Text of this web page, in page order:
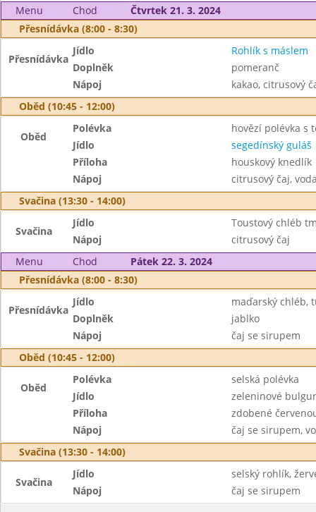
Menu
Chod
Čtvrtek 21. 3. 2024
Přesnídávka (8:00 - 8:30)
Přesnídávka
Jídlo
Rohlík s máslem
Doplněk
pomeranč
Nápoj
kakao, citrusový
Oběd (10:45 - 12:00)
Oběd
Polévka
hovězí polévka s
Jídlo
segedínský guláš
Příloha
houskový knedlík
Nápoj
citrusový čaj,
Svačina (13:30 - 14:00)
Svačina
Jídlo
Toustový chléb
Nápoj
citrusový čaj
Menu
Chod
Pátek 22. 3. 2024
Přesnídávka (8:00 - 8:30)
Přesnídávka
Jídlo
maďarský chléb,
Doplněk
jablko
Nápoj
čaj se sirupem
Oběd (10:45 - 12:00)
Oběd
Polévka
selská polévka
Jídlo
zeleninové
Příloha
zdobené
Nápoj
čaj se sirupem,
Svačina (13:30 - 14:00)
Svačina
Jídlo
selský rohlík,
Nápoj
čaj se sirupem